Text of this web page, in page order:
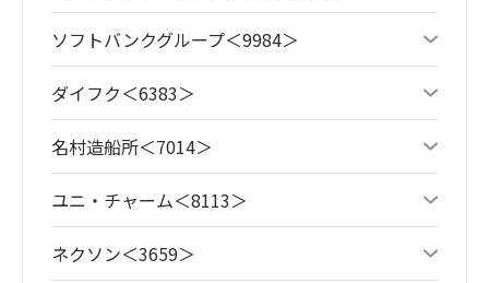
ソフトバンクグループ＜9984＞
ダイフク＜6383＞
名村造船所＜7014＞
ユニ・チャーム＜8113＞
ネクソン＜3659＞